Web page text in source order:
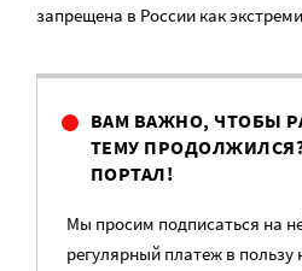
запрещена в России как
ВАМ ВАЖНО, ЧТОБЫ
ТЕМУ
ПОРТАЛ!
Мы просим подписаться на
регулярный платеж в пользу